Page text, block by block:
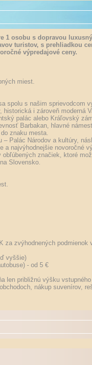
1 osobu s dopravou
turistov, s prehliadkou
výpredajové ceny.
miest.
spolu s našim sprievodcom
i zároveň moderná
palác alebo Kráľovský
Barbakan, hlavné
znaku mesta.
Palác Národov a kultúry,
najvýhodnejšie novoročné
značiek, ktoré
Slovensko.
za zvýhodnených podmienok
vyššie)
- od 5 €
len približnú výšku
nákup suvenírov,